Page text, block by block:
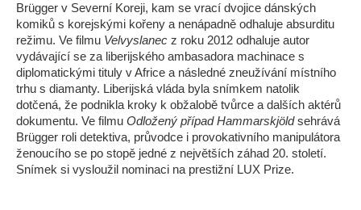
Brügger v Severní Koreji, kam se vrací dvojice dánských
komiků s korejskými kořeny a nenápadně odhaluje absurditu
režimu. Ve filmu Velvyslanec z roku 2012 odhaluje autor
vydávající se za liberijského ambasadora machinace s
diplomatickými tituly v Africe a následné zneužívání místního
trhu s diamanty. Liberijská vláda byla snímkem natolik
dotčená, že podnikla kroky k obžalobě tvůrce a dalších aktérů
dokumentu. Ve filmu Odložený případ Hammarskjöldsehrává
Brügger roli detektiva, průvodce i provokativního manipulátora
ženoucího se po stopě jedné z největších záhad 20. století.
Snímek si vysloužil nominaci na prestižní LUX Prize.